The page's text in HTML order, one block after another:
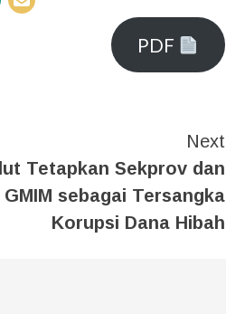
PDF
Next
Tetapkan Sekprov dan
sebagai Tersangka
Korupsi Dana Hibah